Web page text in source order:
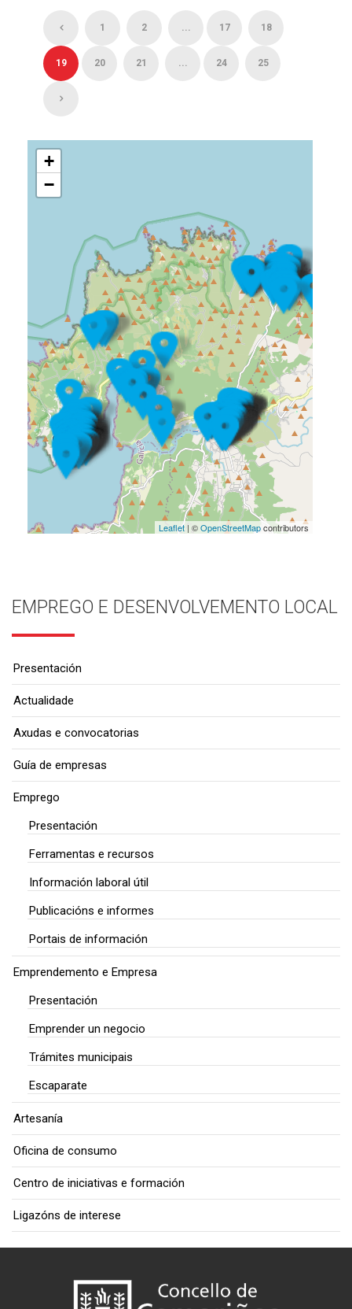
1 2 ... 17 18
19 20 21 ... 24 25
+
−
Leaflet| ©OpenStreetMapcontributors
EMPREGO E DESENVOLVEMENTO LOCAL
Presentación
Actualidade
Axudas e convocatorias
Guía de empresas
Emprego
Presentación
Ferramentas e recursos
Información laboral útil
Publicacións e informes
Portais de información
Emprendemento e Empresa
Presentación
Emprender un negocio
Trámites municipais
Escaparate
Artesanía
Oficina de consumo
Centro de iniciativas e formación
Ligazóns de interese